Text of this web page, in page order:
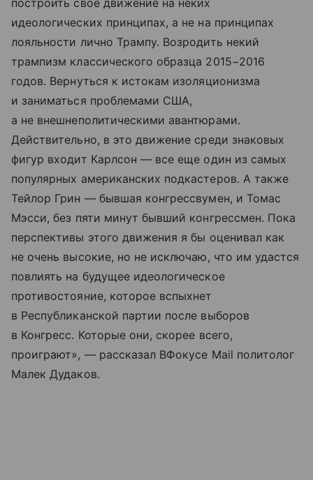
построить свое движение на неких
идеологических принципах, а не на принципах
лояльности лично Трампу. Возродить некий
трампизм классического образца 2015−2016
годов. Вернуться к истокам изоляционизма
и заниматься проблемами США,
а не внешнеполитическими авантюрами.
Действительно, в это движение среди знаковых
фигур входит Карлсон — все еще один из самых
популярных американских подкастеров. А также
Тейлор Грин — бывшая конгрессвумен, и Томас
Мэсси, без пяти минут бывший конгрессмен. Пока
перспективы этого движения я бы оценивал как
не очень высокие, но не исключаю, что им удастся
повлиять на будущее идеологическое
противостояние, которое вспыхнет
в Республиканской партии после выборов
в Конгресс. Которые они, скорее всего,
проиграют», — рассказал ВФокусе Mail политолог
Малек Дудаков.